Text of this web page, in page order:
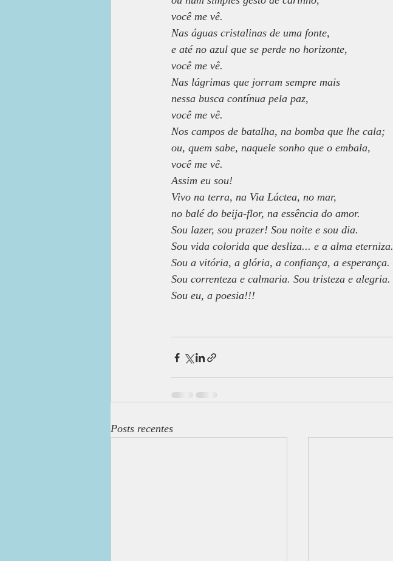
você me vê.
Nas águas cristalinas de uma fonte,
e até no azul que se perde no horizonte,
você me vê.
Nas lágrimas que jorram sempre mais
nessa busca contínua pela paz,
você me vê.
Nos campos de batalha, na bomba que lhe cala;
ou, quem sabe, naquele sonho que o embala,
você me vê.
Assim eu sou!
Vivo na terra, na Via Láctea, no mar,
no balé do beija-flor, na essência do amor.
Sou lazer, sou prazer! Sou noite e sou dia.
Sou vida colorida que desliza... e a alma eterniza.
Sou a vitória, a glória, a confiança, a esperança.
Sou correnteza e calmaria. Sou tristeza e alegria.
Sou eu, a poesia!!!
Posts recentes